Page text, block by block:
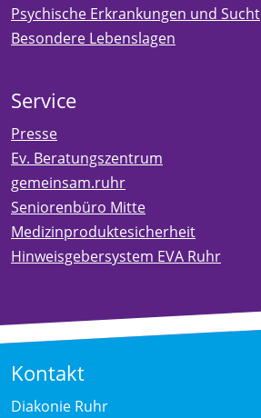
Psychische Erkrankungen und Sucht
Besondere Lebenslagen
Service
Presse
Ev. Beratungszentrum
gemeinsam.ruhr
Seniorenbüro Mitte
Medizinproduktesicherheit
Hinweisgebersystem EVA Ruhr
Kontakt
Diakonie Ruhr